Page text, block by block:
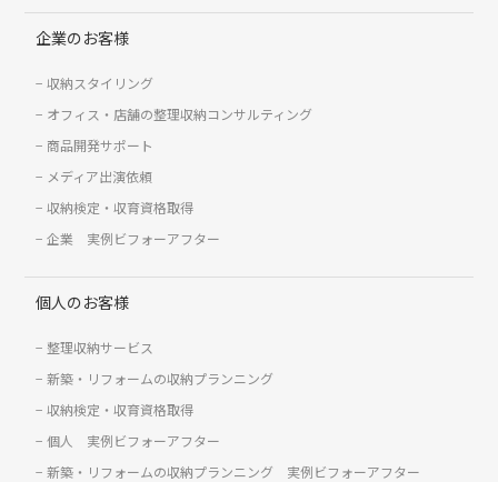
企業のお客様
収納スタイリング
オフィス・店舗の整理収納コンサルティング
商品開発サポート
メディア出演依頼
収納検定・収育資格取得
企業 実例ビフォーアフター
個人のお客様
整理収納サービス
新築・リフォームの収納プランニング
収納検定・収育資格取得
個人 実例ビフォーアフター
新築・リフォームの収納プランニング 実例ビフォーアフター